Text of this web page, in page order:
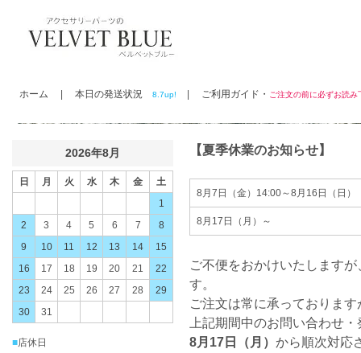
ホーム 本日の発送状況 8.7up! ご利用ガイド・ ご注文の前に必ずお読
【夏季休業のお知らせ】
8月7日（金）14:00～8月16日（日）
8月17日（月）～
ご不便をおかけいたします
す。
ご注文は常に承っております
上記期間中のお問い合わせ
8月17日（月） から順次対応
2026年8月
日 月 火 水 木 金
土
1
2
3 4 5 6 7
8
9
10 11 12 13 14
15
16
17 18 19 20 21
22
23
24 25 26 27 28
29
30
31
■店休日